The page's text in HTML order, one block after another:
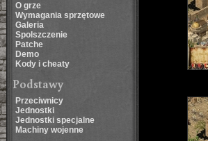
O grze
Wymagania sprzętowe
Galeria
Spolszczenie
Patche
Demo
Kody i cheaty
Podstawy
Przeciwnicy
Jednostki
Jednostki specjalne
Machiny wojenne